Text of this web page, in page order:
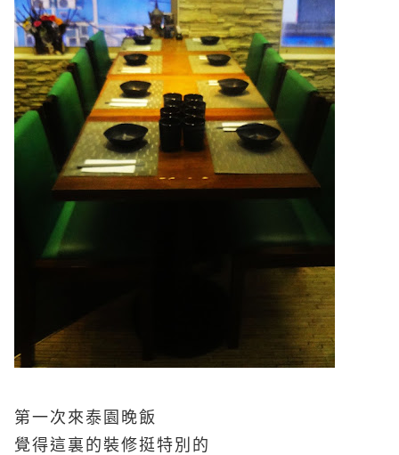
第一次來泰園晚飯
覺得這裏的裝修挺特別的